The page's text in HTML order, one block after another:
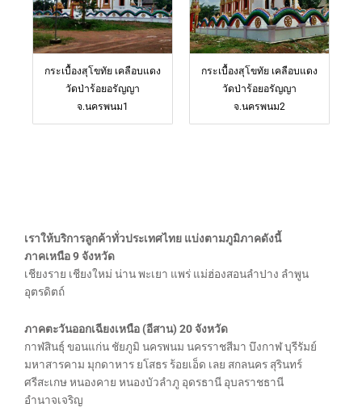
กระเบื้องสุโขทัย เคลือบแดง
วัดป่าร้อยอรัญญา
จ.นครพนม1
กระเบื้องสุโขทัย เคลือบแดง
วัดป่าร้อยอรัญญา
จ.นครพนม2
เราให้บริการลูกค้าทั่วประเทศไทย แบ่งตามภูมิภาคดังนี้
ภาคเหนือ 9 จังหวัด
เชียงราย เชียงใหม่ น่าน พะเยา แพร่ แม่ฮ่องสอนลำปาง ลำพูน
อุตรดิตถ์
ภาคตะวันออกเฉียงเหนือ (อีสาน) 20 จังหวัด
กาฬสินธุ์ ขอนแก่น ชัยภูมิ นครพนม นครราชสีมา บึงกาฬ บุรีรัมย์
มหาสารคาม มุกดาหาร ยโสธร ร้อยเอ็ด เลย สกลนคร สุรินทร์
ศรีสะเกษ หนองคาย หนองบัวลำภู อุดรธานี อุบลราชธานี
อำนาจเจริญ